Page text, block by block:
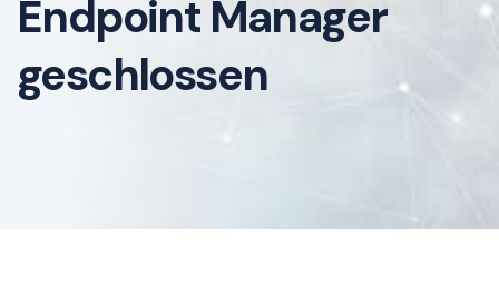
Endpoint Manager
geschlossen